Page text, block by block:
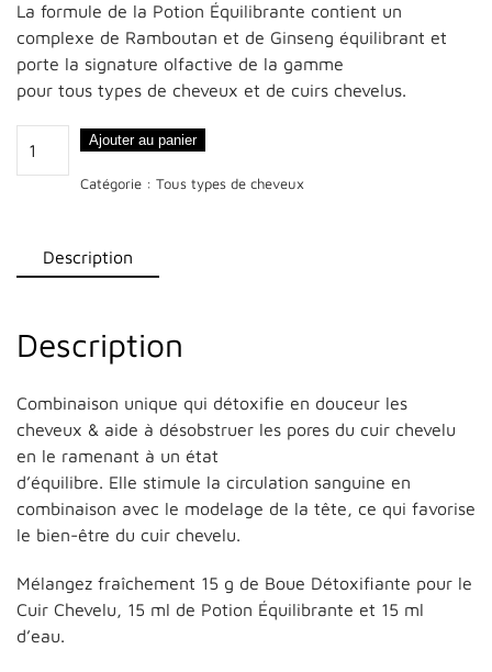
La formule de la Potion Équilibrante contient un
complexe de Ramboutan et de Ginseng équilibrant et
porte la signature olfactive de la gamme
pour tous types de cheveux et de cuirs chevelus.
de
Ajouter au panier
Catégorie : Tous types de cheveux
Description
Description
Combinaison unique qui détoxifie en douceur les
cheveux & aide à désobstruer les pores du cuir chevelu
en le ramenant à un état
d’équilibre. Elle stimule la circulation sanguine en
combinaison avec le modelage de la tête, ce qui favorise
le bien-être du cuir chevelu.
Mélangez fraîchement 15 g de Boue Détoxifiante pour le
Cuir Chevelu, 15 ml de Potion Équilibrante et 15 ml
d’eau.